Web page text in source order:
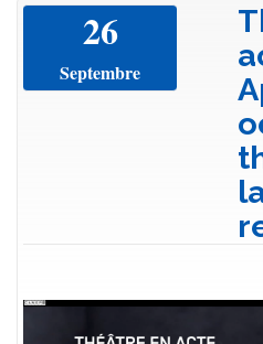
26
Septembre